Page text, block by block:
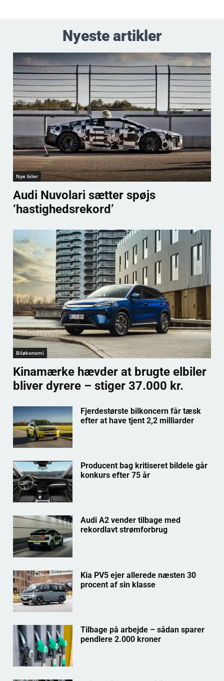
Nyeste artikler
Nye biler
Audi Nuvolari sætter spøjs
‘hastighedsrekord’
Biløkonomi
Kinamærke hævder at brugte elbiler
bliver dyrere – stiger 37.000 kr.
Fjerdestørste bilkoncern får tæsk
efter at have tjent 2,2 milliarder
Producent bag kritiseret bildele går
konkurs efter 75 år
Audi A2 vender tilbage med
rekordlavt strømforbrug
Kia PV5 ejer allerede næsten 30
procent af sin klasse
Tilbage på arbejde – sådan sparer
pendlere 2.000 kroner